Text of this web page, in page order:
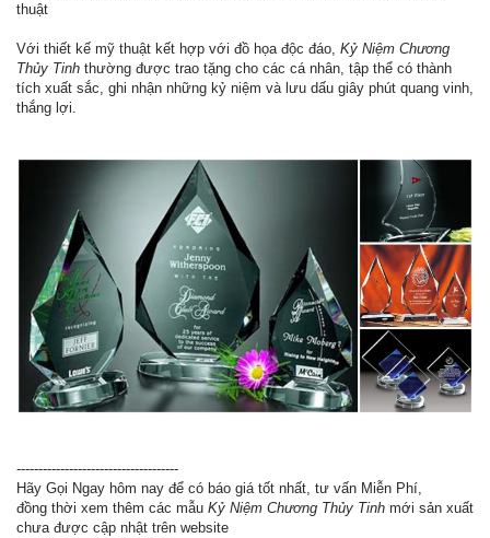
thuật
Với thiết kế mỹ thuật kết hợp với đồ họa độc đáo, Kỷ Niệm Chương
Thủy Tinh thường được trao tặng cho các cá nhân, tập thể có thành
tích xuất sắc, ghi nhận những kỷ niệm và lưu dấu giây phút quang vinh,
thắng lợi.
-------------------------------------
Hãy Gọi Ngay hôm nay để có báo giá tốt nhất, tư vấn Miễn Phí,
đồng thời xem thêm các mẫu Kỷ Niệm Chương Thủy Tinh mới sản xuất
chưa được cập nhật trên website